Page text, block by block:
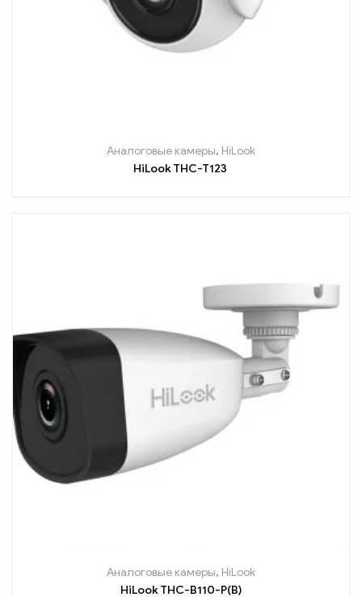
Аналоговые камеры, HiLook
HiLook THC-T123
Аналоговые камеры, HiLook
HiLook THC-B110-P(B)